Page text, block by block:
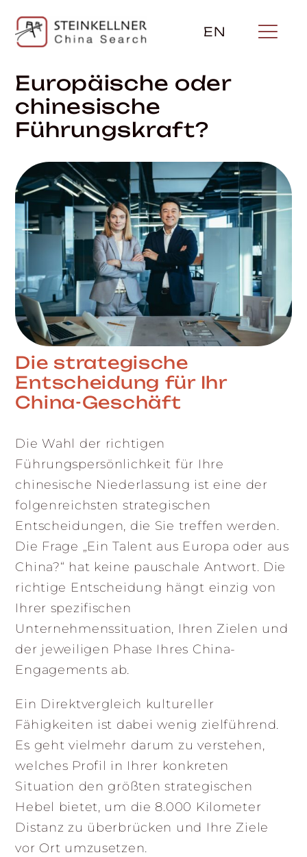
Inhalt
springen
EN
Europäische oder
chinesische
Führungskraft?
Die strategische
Entscheidung für Ihr
China-Geschäft
Die Wahl der richtigen
Führungspersönlichkeit für Ihre
chinesische Niederlassung ist eine der
folgenreichsten strategischen
Entscheidungen, die Sie treffen werden.
Die Frage „Ein Talent aus Europa oder aus
China?“ hat keine pauschale Antwort. Die
richtige Entscheidung hängt einzig von
Ihrer spezifischen
Unternehmenssituation, Ihren Zielen und
der jeweiligen Phase Ihres China-
Engagements ab.
Ein Direktvergleich kultureller
Fähigkeiten ist dabei wenig zielführend.
Es geht vielmehr darum zu verstehen,
welches Profil in Ihrer konkreten
Situation den größten strategischen
Hebel bietet, um die 8.000 Kilometer
Distanz zu überbrücken und Ihre Ziele
vor Ort umzusetzen.